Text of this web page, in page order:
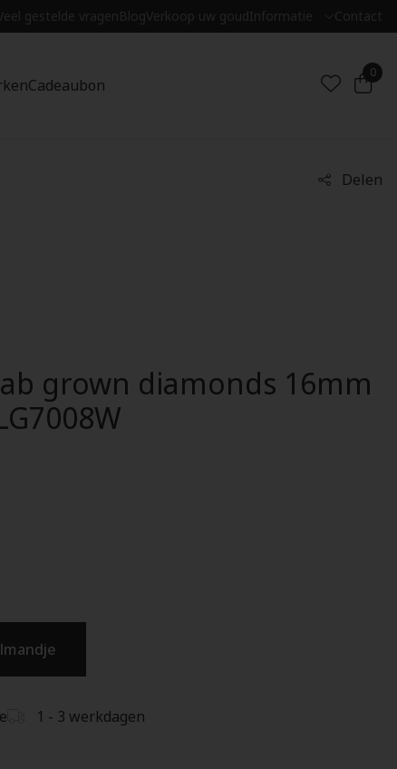
gestelde vragenBlogVerkoop uw goudInformatie Contact
Cadeaubon
0
Delen
grown diamonds 16mm
1 - 3 werkdagen